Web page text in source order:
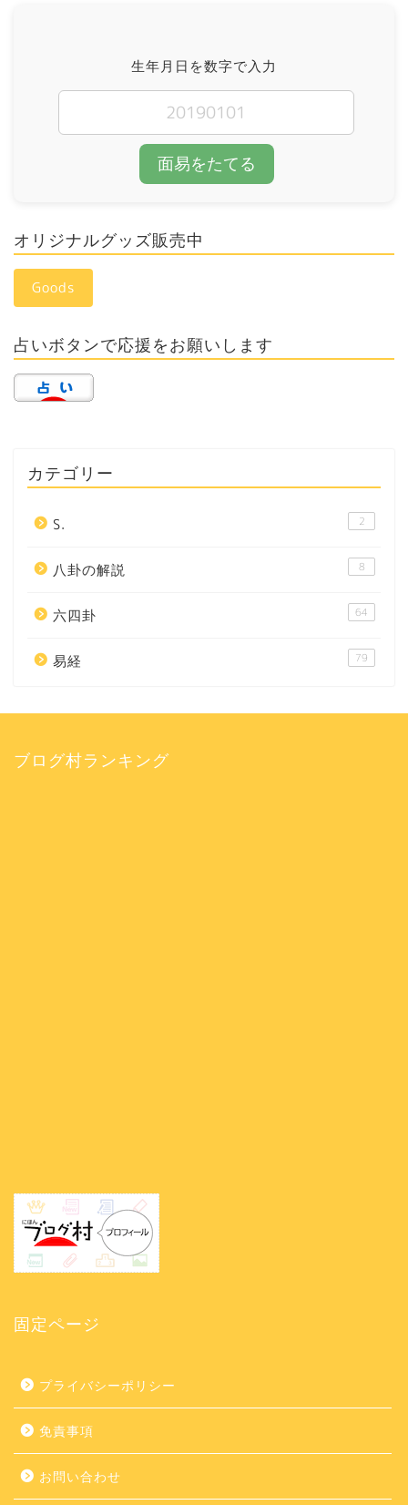
生年月日を数字で入力
面易をたてる
オリジナルグッズ販売中
Goods
占いボタンで応援をお願いします
カテゴリー
S. 2
八卦の解説 8
六四卦 64
易経 79
ブログ村ランキング
固定ページ
プライバシーポリシー
免責事項
お問い合わせ